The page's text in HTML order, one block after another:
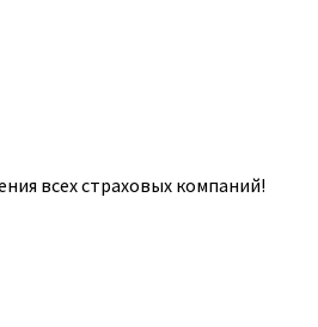
всех страховых компаний!